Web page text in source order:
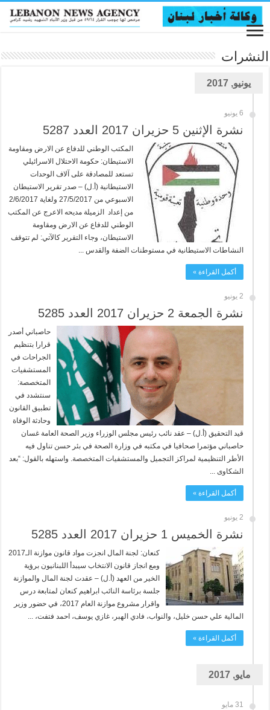
النشرات
يونيو, 2017
6 يونيو
نشرة الإثنين 5 حزيران 2017 العدد 5287
المكتب الوطني للدفاع عن الارض ومقاومة
الاستيطان: حكومة الاحتلال الاسرائيلي
تستعد للمصادقة على آلاف الوحدات
الاستيطانية (أ.ل) – صدر تقرير الاستيطان
الاسبوعي من 27/5/2017 ولغاية 2/6/2017
من إعداد الزميلة مديحه الاعرج عن المكتب
الوطني للدفاع عن الارض ومقاومة
الاستيطان، وجاء التقرير كالآتي: لم تتوقف
النشاطات الاستيطانية في مستوطنات الضفة والقدس ...
أكمل القراءة »
2 يونيو
نشرة الجمعة 2 حزيران 2017 العدد 5285
حاصباني أصدر
قرارا بتنظيم
الجراحات في
المستشفيات
المتخصصة:
سنتشدد في
تطبيق القانون
وحادثة الوفاة
قيد التحقيق (أ.ل) – عقد نائب رئيس مجلس الوزراء وزير الصحة العامة غسان
حاصباني مؤتمرا صحافيا في مكتبه في وزارة الصحة في بئر حسن تناول فيه
الأطر التنظيمية لمراكز التجميل والمستشفيات المتخصصة. واستهله بالقول: “بعد
الشكاوى ...
أكمل القراءة »
2 يونيو
نشرة الخميس 1 حزيران 2017 العدد 5285
كنعان: لجنة المال انجزت مواد قانون موازنة الـ2017
ومع انجاز قانون الانتخاب سيبدأ اللبنانيون برؤية
الخير من العهد (أ.ل) – عقدت لجنة المال والموازنة
جلسة برئاسة النائب ابراهيم كنعان لمتابعة درس
واقرار مشروع موازنة العام 2017، في حضور وزير
المالية علي حسن خليل، والنواب، فادي الهبر، غازي يوسف، احمد فتفت، ...
أكمل القراءة »
مايو, 2017
31 مايو